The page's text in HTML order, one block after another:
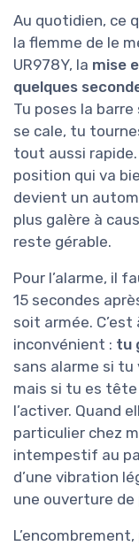
Au quotidien, ce
la flemme de le
UR978Y, la mise
quelques
Tu poses la
se cale, tu
tout aussi rapide.
position qui va
devient un
plus galère à
reste gérable.
Pour l’alarme, il
15 secondes
soit armée.
inconvénient : tu
sans alarme si
mais si tu es tête
l’activer. Quand
particulier chez
intempestif au
d’une vibration
une ouverture